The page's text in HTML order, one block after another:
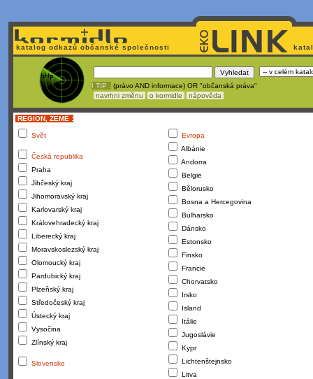
katalog odkazů občanské společnosti
! TIP : (právo AND informace) OR "občanská práva"
navrhni změnu
o kormidle nápověda
REGION, ZEMĚ :
Svět
Česká republika
Praha
Jihčeský kraj
Jihomoravský kraj
Karlovarský kraj
Královehradecký kraj
Liberecký kraj
Moravskoslezský kraj
Olomoucký kraj
Pardubický kraj
Plzeňský kraj
Středočeský kraj
Ústecký kraj
Vysočina
Zlínský kraj
Slovensko
Evropa
Albánie
Andorra
Belgie
Bělorusko
Bosna a Hercegovina
Bulharsko
Dánsko
Estonsko
Finsko
Francie
Chorvatsko
Irsko
Island
Itálie
Jugoslávie
Kypr
Lichtenštejnsko
Litva